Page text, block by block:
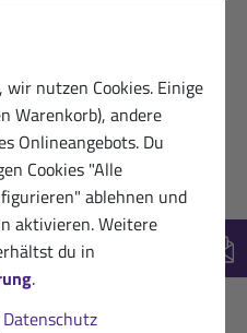
wir nutzen Cookies. Einige
Warenkorb), andere
Onlineangebots. Du
Cookies "Alle
ablehnen und
aktivieren. Weitere
du in
.
Datenschutz